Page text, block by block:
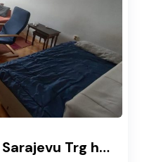
Iznajmljujemo stan u Sarajevu Trg heroja